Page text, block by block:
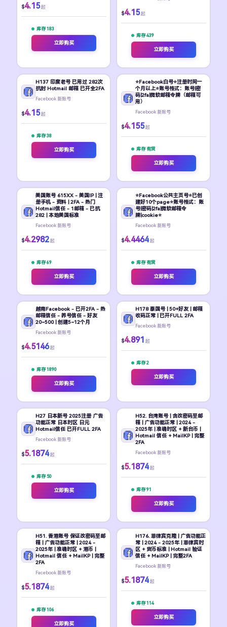
$4.15 起
库存 183
立即购买
$4.15 起
库存 439
立即购买
H137 印度老号 已用过 282次
抗封 Hotmail 邮箱 已开全2FA
Facebook 新账号
$4.15 起
库存 38
立即购买
⭐Facebook白号⭐注册时间一
个月以上⭐账号格式：账号|密
码|2fa|微软邮箱令牌（邮箱可
用）
Facebook 新账号
$4.155 起
库存 有货
立即购买
美国账号 615XX - 美国IP | 注
册手机 - 资料 | 2FA - 热门
Hotmail信任 - 1邮箱 - 已抗
282 | 本地美国标准
Facebook 新账号
$4.2982 起
库存 69
立即购买
⭐Facebook公共主页号⭐已创
建好10个page⭐账号格式：账
号|密码|2fa|微软邮箱令
牌|cookie⭐
Facebook 新账号
$4.4464 起
库存 有货
立即购买
越南Facebook - 已开2FA - 热
邮箱信任 - 养号信任 - 好友
20~500 | 创建5~12个月
Facebook 新账号
$4.5146 起
库存 1890
立即购买
H178 泰国号 | 50+好友 | 邮箱
收码正常 | 已开FULL 2FA
Facebook 新账号
$4.891 起
库存 2
立即购买
H27 日本新号 2025注册 广告
功能正常 日本时区 日元
Hotmail信任 已开FULL 2FA
Facebook 新账号
$5.1874 起
库存 50
立即购买
H52. 台湾账号 | 含改密码至邮
箱 | 广告功能正常 | 2024 -
2025年 | 准确时区 + 新台币 |
Hotmail 信任 + MailKP | 完整
2FA
Facebook 新账号
$5.1874 起
库存 91
立即购买
H51. 香港账号 保证改密码至邮
箱 | 广告功能正常 | 2024 -
2025年 | 准确时区 + 港币 |
Hotmail 信任 + MailKP | 完整
2FA
Facebook 新账号
$5.1874 起
库存 106
立即购买
H176. 菲律宾克隆 | 广告功能正
常 | 2024 - 2025年 | 菲律宾时
区 + 货币标准 | Hotmail 验证
信任 + MailKP | 完整2FA
Facebook 新账号
$5.1874 起
库存 114
立即购买